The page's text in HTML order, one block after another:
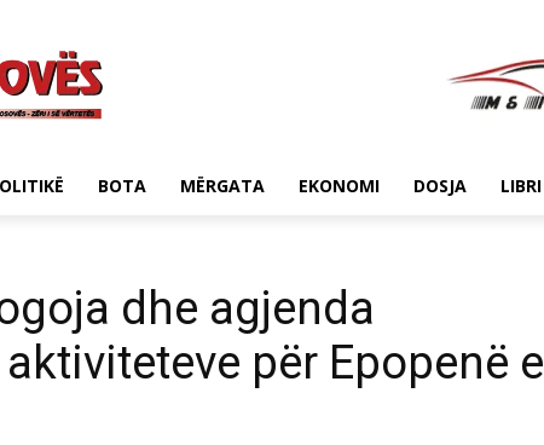
BOTA MËRGATA EKONOMI DOSJA LIBRI
dhe agjenda
për Epopenë e